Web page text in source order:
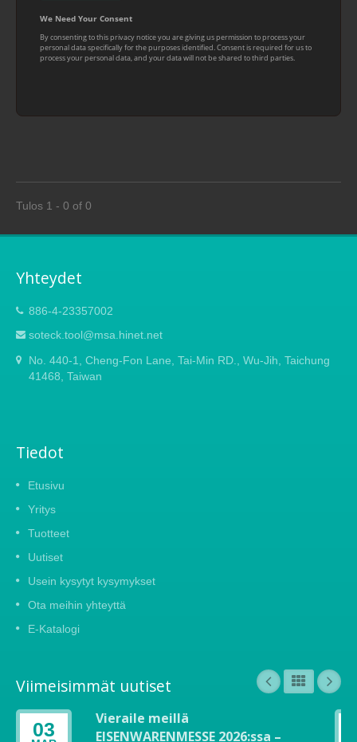
Tulos 1 - 0 of 0
Yhteydet
886-4-23357002
soteck.tool@msa.hinet.net
No. 440-1, Cheng-Fon Lane, Tai-Min RD., Wu-Jih, Taichung
41468, Taiwan
Tiedot
Etusivu
Yritys
Tuotteet
Uutiset
Usein kysytyt kysymykset
Ota meihin yhteyttä
E-Katalogi
Viimeisimmät uutiset
03
Vieraile meillä
EISENWARENMESSE 2026:ssa –